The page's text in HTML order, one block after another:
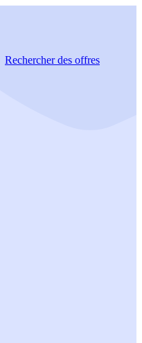
Rechercherdes offres